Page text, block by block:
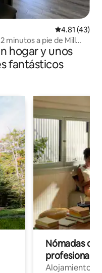
Calificación
4.81 (43)
minutos a pie de Mill
hogar y unos
fantásticos
Nómadas
Alojamientos